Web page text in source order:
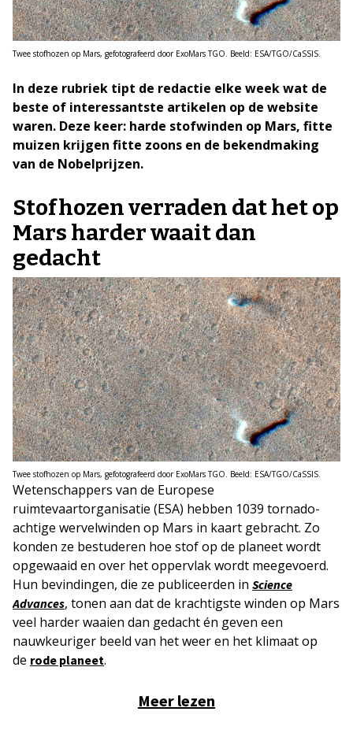
Twee stofhozen op Mars, gefotografeerd door ExoMars TGO. Beeld: ESA/TGO/CaSSIS.
In deze rubriek tipt de redactie elke week wat de
beste of interessantste artikelen op de website
waren. Deze keer: harde stofwinden op Mars, fitte
muizen krijgen fitte zoons en de bekendmaking
van de Nobelprijzen.
Stofhozen verraden dat het op
Mars harder waait dan
gedacht
Twee stofhozen op Mars, gefotografeerd door ExoMars TGO. Beeld: ESA/TGO/CaSSIS.
Wetenschappers van de Europese
ruimtevaartorganisatie (ESA) hebben 1039 tornado-
achtige wervelwinden op Mars in kaart gebracht. Zo
konden ze bestuderen hoe stof op de planeet wordt
opgewaaid en over het oppervlak wordt meegevoerd.
Hun bevindingen, die ze publiceerden in Science
Advances, tonen aan dat de krachtigste winden op Mars
veel harder waaien dan gedacht én geven een
nauwkeuriger beeld van het weer en het klimaat op
de rode planeet.
Meer lezen